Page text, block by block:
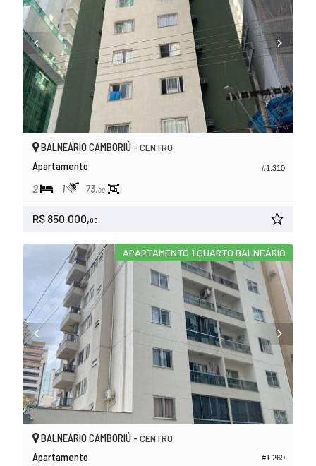
#1.310
BALNEÁRIO CAMBORIÚ - CENTRO
Apartamento
2 1 73,00
R$ 850.000,00
APARTAMENTO 1 QUARTO BALNEÁRIO
#1.269
BALNEÁRIO CAMBORIÚ - CENTRO
Apartamento